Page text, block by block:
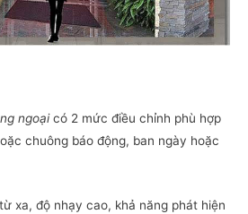
ngoạicó 2 mức điều chỉnh phù hợp
chuông báo động, ban ngày hoặc
xa, độ nhạy cao, khả năng phát hiện